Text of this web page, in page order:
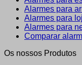
Alarmes para
Alarmes para
Alarmes para
Comparar
Os nossos Produtos